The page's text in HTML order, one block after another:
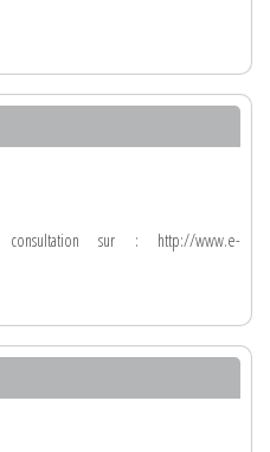
sur : http://www.e-